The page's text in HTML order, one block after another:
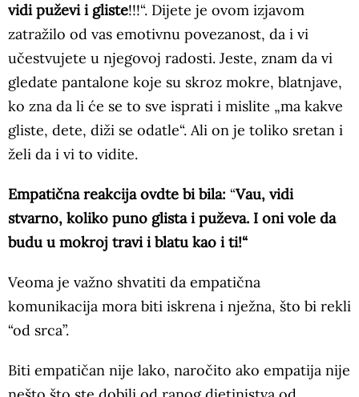
vidi puževi i gliste!!!“. Dijete je ovom izjavom
zatražilo od vas emotivnu povezanost, da i vi
učestvujete u njegovoj radosti. Jeste, znam da vi
gledate pantalone koje su skroz mokre, blatnjave,
ko zna da li će se to sve isprati i mislite „ma kakve
gliste, dete, diži se odatle“. Ali on je toliko sretan i
želi da i vi to vidite.
Empatična reakcija ovdte bi bila: “Vau, vidi
stvarno, koliko puno glista i puževa. I oni vole da
budu u mokroj travi i blatu kao i ti!“
Veoma je važno shvatiti da empatična
komunikacija mora biti iskrena i nježna, što bi rekli
“od srca”.
Biti empatičan nije lako, naročito ako empatija nije